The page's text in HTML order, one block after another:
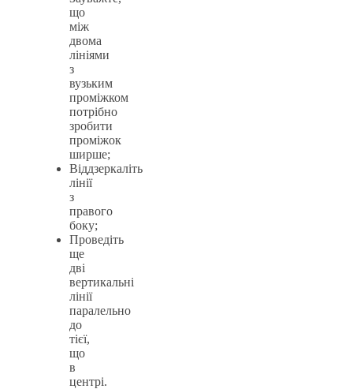
що
між
двома
лініями
з
вузьким
проміжком
потрібно
зробити
проміжок
ширше;
Віддзеркаліть
лінії
з
правого
боку;
Проведіть
ще
дві
вертикальні
лінії
паралельно
до
тієї,
що
в
центрі.